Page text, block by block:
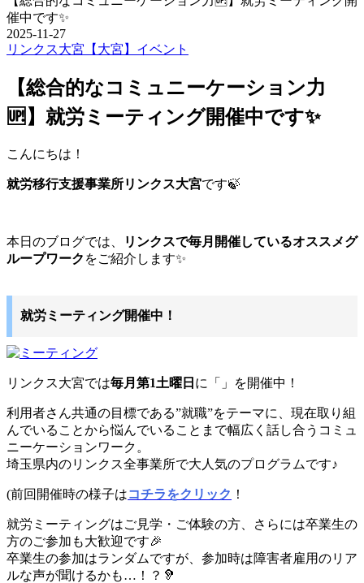
催中です✨️
2025-11-27
リンクス大宮 【大宮】イベント
【総合的なコミュニーケーション力
🆙】就労ミーティング開催中です✨️
こんにちは！
就労移行支援事業所リンクス大宮です🍃
本日のブログでは、
リンクスで毎月開催しているオススメグ
ループワーク をご紹介します✨️
就労ミーティング開催中！
リンクス大宮では毎月第1土曜日 に「 」を開催中！
利用者さん共通の目標である”就職”をテーマに、現在取り組
んでいることから悩んでいることまで幅広く話し合うコミュ
ニーケーションワーク。
埼玉県内のリンクス全事業所で大人気のプログラムです♪
(前回開催時の様子はコチラをクリック ！
就労ミーティングはご見学・ご体験の方、さらには卒業生の
方のご参加も大歓迎です🎉
卒業生の参加はランダムですが、参加時は障害者雇用のリア
ルな声が聞けるかも…！？🦻